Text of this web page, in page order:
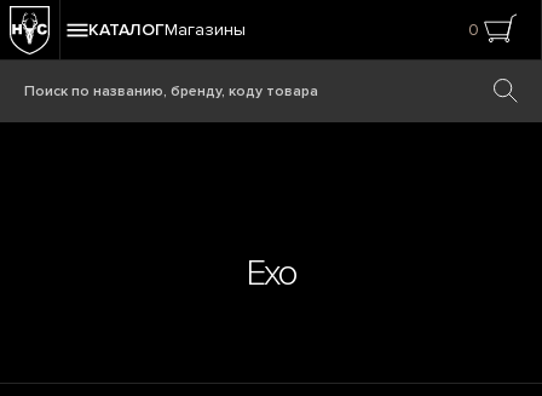
КАТАЛОГМагазины 0
Exo